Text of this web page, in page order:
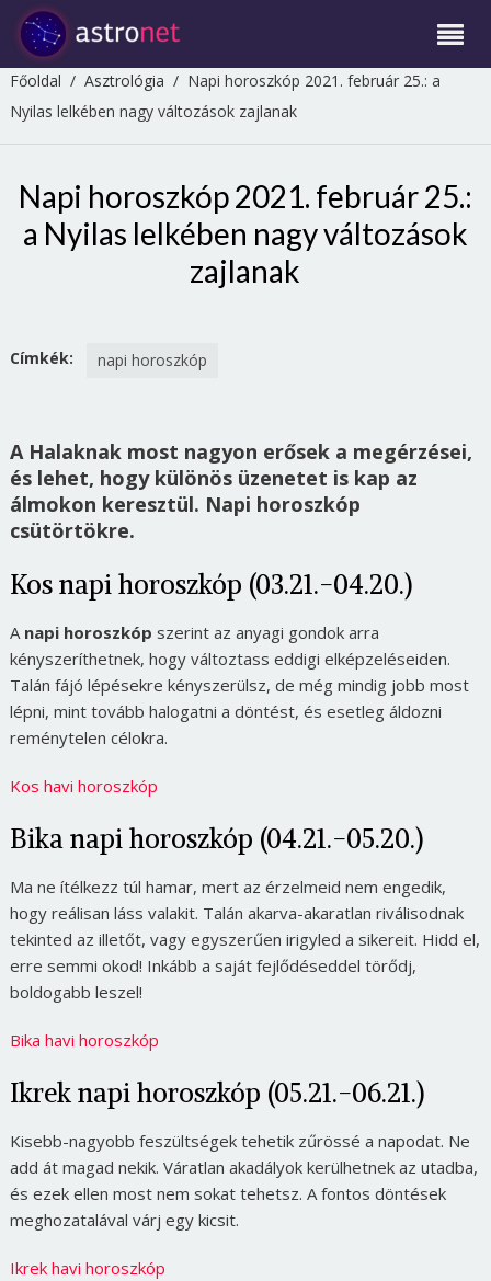
Főoldal / Asztrológia / Napi horoszkóp 2021. február 25.: a
Nyilas lelkében nagy változások zajlanak
Napi horoszkóp 2021. február 25.:
a Nyilas lelkében nagy változások
zajlanak
Címkék: napi horoszkóp
A Halaknak most nagyon erősek a megérzései,
és lehet, hogy különös üzenetet is kap az
álmokon keresztül. Napi horoszkóp
csütörtökre.
Kos napi horoszkóp (03.21.-04.20.)
A napi horoszkóp szerint az anyagi gondok arra
kényszeríthetnek, hogy változtass eddigi elképzeléseiden.
Talán fájó lépésekre kényszerülsz, de még mindig jobb most
lépni, mint tovább halogatni a döntést, és esetleg áldozni
reménytelen célokra.
Kos havi horoszkóp
Bika napi horoszkóp (04.21.-05.20.)
Ma ne ítélkezz túl hamar, mert az érzelmeid nem engedik,
hogy reálisan láss valakit. Talán akarva-akaratlan riválisodnak
tekinted az illetőt, vagy egyszerűen irigyled a sikereit. Hidd el,
erre semmi okod! Inkább a saját fejlődéseddel törődj,
boldogabb leszel!
Bika havi horoszkóp
Ikrek napi horoszkóp (05.21.-06.21.)
Kisebb-nagyobb feszültségek tehetik zűrössé a napodat. Ne
add át magad nekik. Váratlan akadályok kerülhetnek az utadba,
és ezek ellen most nem sokat tehetsz. A fontos döntések
meghozatalával várj egy kicsit.
Ikrek havi horoszkóp